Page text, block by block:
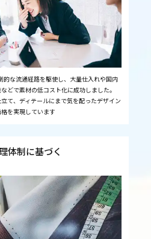
な流通経路を駆使し、大量仕入れや国内
どで素材の低コスト化に成功しました。
て、ディテールにまで気を配ったデザイン
を実現しています
体制に基づく